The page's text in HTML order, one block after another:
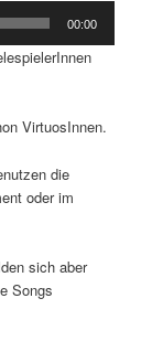
00:00
VirtuosInnen.
die
oder im
sich aber
Songs